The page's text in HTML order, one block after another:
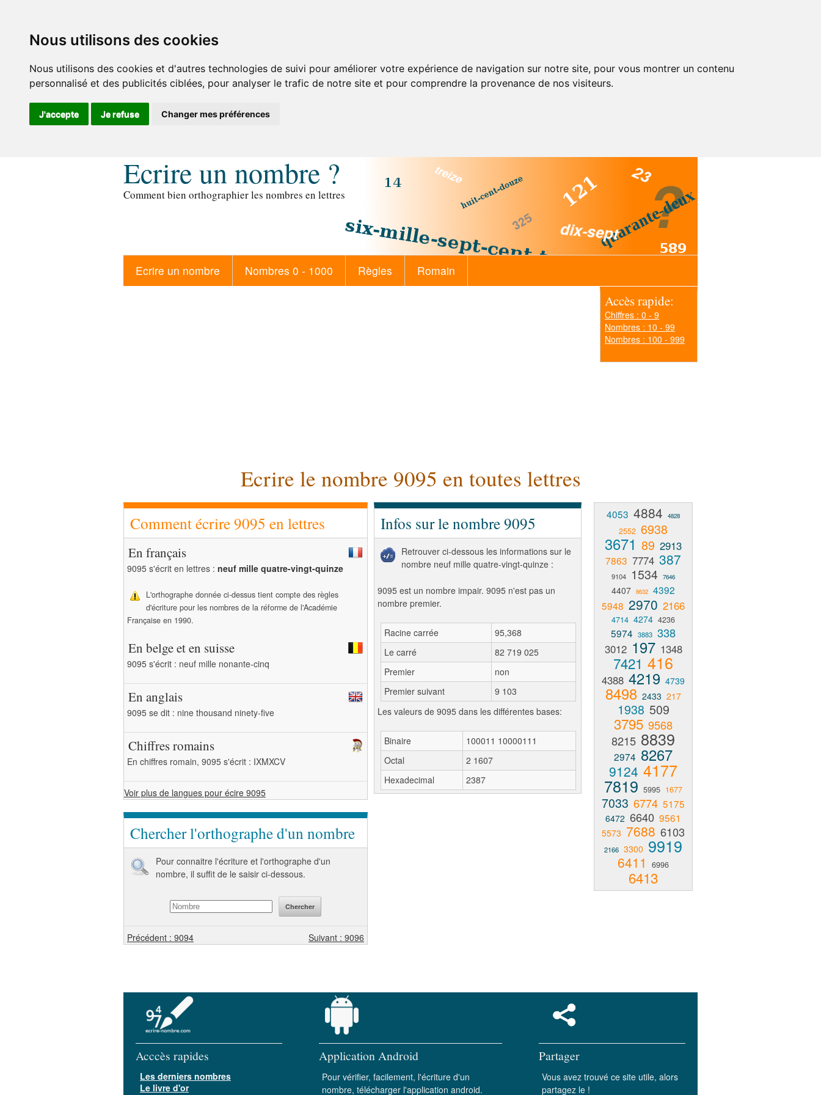
Nous utilisons des cookies
Nous utilisons des cookies et d'autres technologies de suivi pour améliorer votre expérience de navigation sur notre site, pour vous montrer un contenu
personnalisé et des publicités ciblées, pour analyser le trafic de notre site et pour comprendre la provenance de nos visiteurs.
J'accepte Je refuse Changer mes préférences
Ecrire un nombre ?
Comment bien orthographier les nombres en lettres
Ecrire un nombre Nombres 0 - 1000 Règles Romain
Accès rapide:
Chiffres : 0 - 9
Nombres : 10 - 99
Nombres : 100 - 999
Ecrire le nombre 9095 en toutes lettres
Comment écrire 9095 en lettres
En français
9095 s'écrit en lettres : neuf mille quatre-vingt-quinze
L'orthographe donnée ci-dessus tient compte des règles
d'écriture pour les nombres de la réforme de l'Académie
Française en 1990.
En belge et en suisse
9095 s'écrit : neuf mille nonante-cinq
En anglais
9095 se dit : nine thousand ninety-five
Chiffres romains
En chiffres romain, 9095 s'écrit : IXMXCV
Voir plus de langues pour écire 9095
Chercher l'orthographe d'un nombre
Pour connaitre l'écriture et l'orthographe d'un
nombre, il suffit de le saisir ci-dessous.
Précédent : 9094 Suivant : 9096
Infos sur le nombre 9095
Retrouver ci-dessous les informations sur le
nombre neuf mille quatre-vingt-quinze :
9095 est un nombre impair. 9095 n'est pas un
nombre premier.
Racine carrée
95,368
Le carré
82 719 025
Premier
non
Premier suivant
9 103
Les valeurs de 9095 dans les différentes bases:
Binaire
100011 10000111
Octal
2 1607
Hexadecimal
2387
4053 4884 4828
2552 6938
3671 89 2913
7863 7774 387
9104 1534 7646
4407 8632 4392
5948 2970 2166
4714 4274 4236
5974 3883 338
3012 197 1348
7421 416
4388 4219 4739
8498 2433 217
1938 509
3795 9568
8215 8839
2974 8267
9124 4177
7819 5995 1677
7033 6774 5175
6472 6640 9561
5573 7688 6103
2166 3300 9919
6411 6996
6413
Acccès rapides
Les derniers nombres
Le livre d'or
Application Android
Pour vérifier, facilement, l'écriture d'un
nombre, télécharger l'application android.
Partager
Vous avez trouvé ce site utile, alors
partagez le !